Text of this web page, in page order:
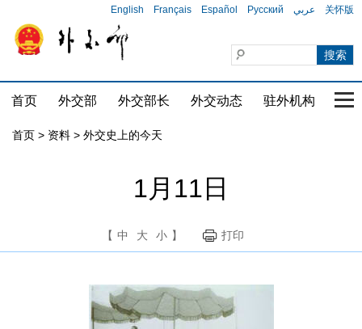
English Français Español Русский عربي 关怀版
首页 外交部 外交部长 外交动态 驻外机构 国
首页 > 资料 > 外交史上的今天
1月11日
【 中 大 小 】 打印